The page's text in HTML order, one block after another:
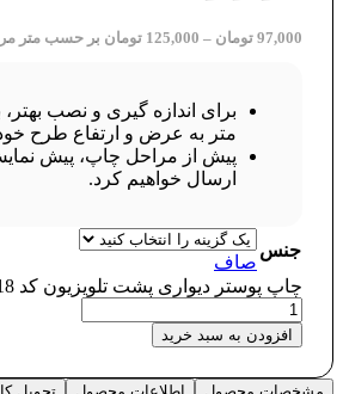
97,000 تومان –
125,000 تومان بر حسب متر
متر به عرض و ارتفاع طرح
پیش از مراحل چاپ، پیش
ارسال خواهیم کرد.
جنس
صاف
چاپ پوستر دیواری پشت تلویزیون کد 1318 عدد
افزودن به سبد خرید